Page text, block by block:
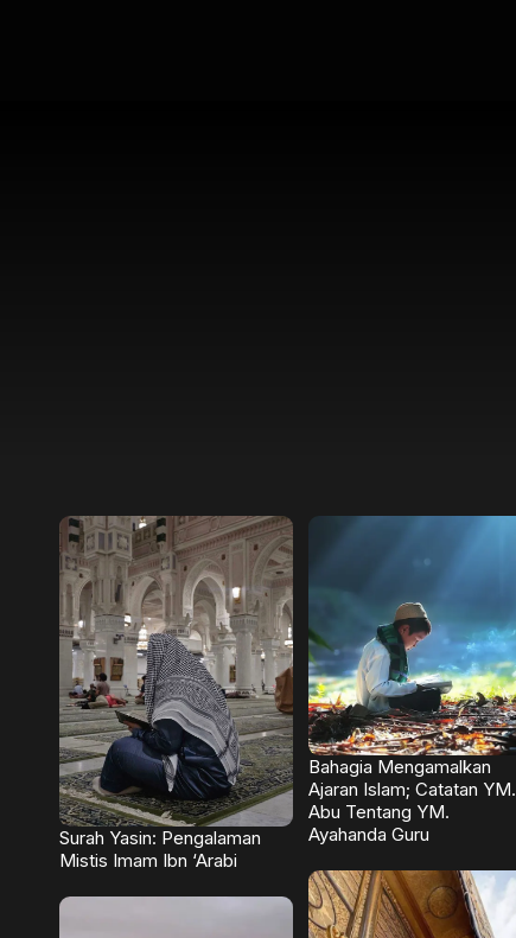
Surah Yasin: Pengalaman
Mistis Imam Ibn ‘Arabi
Bahagia Mengamalkan
Ajaran Islam; Catatan YM.
Abu Tentang YM.
Ayahanda Guru